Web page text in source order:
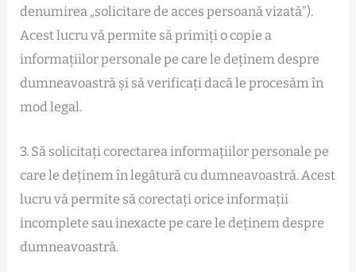
denumirea „solicitare de acces persoană vizată”).
Acest lucru vă permite să primiți o copie a
informațiilor personale pe care le deținem despre
dumneavoastră și să verificați dacă le procesăm în
mod legal.
3. Să solicitați corectarea informațiilor personale pe
care le deținem în legătură cu dumneavoastră. Acest
lucru vă permite să corectați orice informații
incomplete sau inexacte pe care le deținem despre
dumneavoastră.